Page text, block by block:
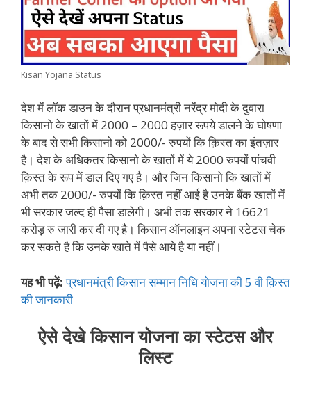
Kisan Yojana Status
देश में लॉक डाउन के दौरान प्रधानमंत्री नरेंद्र मोदी के दुवारा
किसानो के खातों में 2000 – 2000 हज़ार रूपये डालने के घोषणा
के बाद से सभी किसानो को 2000/- रुपयों कि क़िस्त का इंतज़ार
है। देश के अधिकतर किसानो के खातों में ये 2000 रुपयों पांचवी
क़िस्त के रूप में डाल दिए गए है। और जिन किसानो कि खातों में
अभी तक 2000/- रुपयों कि क़िस्त नहीं आई है उनके बैंक खातों में
भी सरकार जल्द ही पैसा डालेगी। अभी तक सरकार ने 16621
करोड़ रु जारी कर दी गए है। किसान ऑनलाइन अपना स्टेटस चेक
कर सकते है कि उनके खाते में पैसे आये है या नहीं।
यह भी पढ़ें: प्रधानमंत्री किसान सम्मान निधि योजना की 5 वी क़िस्त
की जानकारी
ऐसे देखे किसान योजना का स्टेटस और
लिस्ट